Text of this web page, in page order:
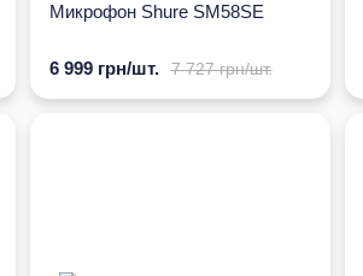
Микрофон Shure SM58SE
7 727 грн/шт.
6 999 грн/шт.